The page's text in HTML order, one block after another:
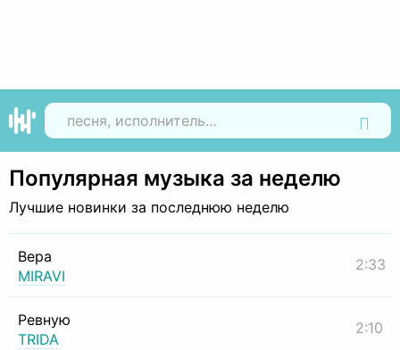
Популярная музыка за неделю
Лучшие новинки за последнюю неделю
Вера
MIRAVI
2:33
Ревную
TRIDA
2:10